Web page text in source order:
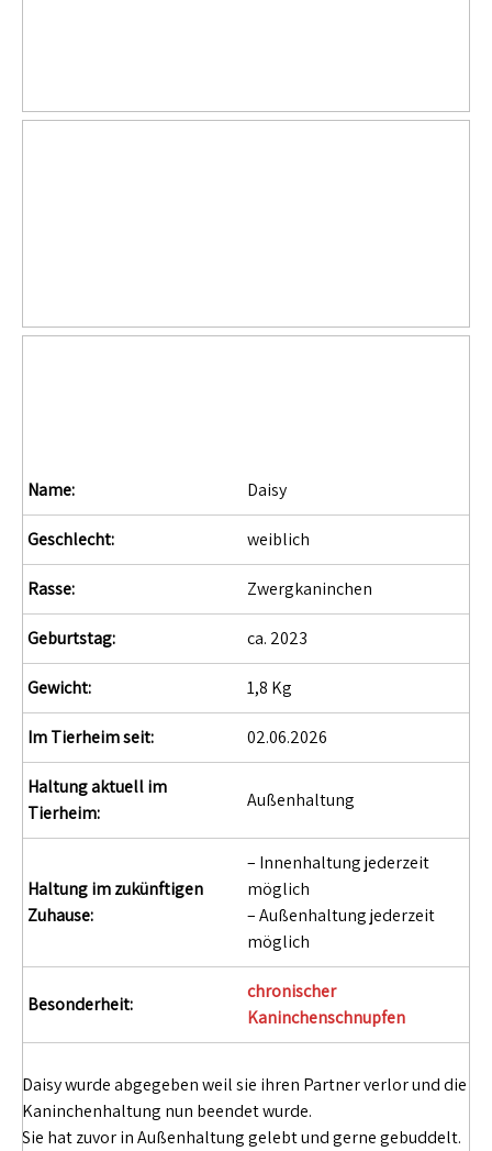
Name: Daisy
Geschlecht: weiblich
Rasse: Zwergkaninchen
Geburtstag: ca. 2023
Gewicht: 1,8 Kg
Im Tierheim seit: 02.06.2026
Haltung aktuell im
Tierheim:
Außenhaltung
Haltung im zukünftigen
Zuhause:
– Innenhaltung jederzeit
möglich
– Außenhaltung jederzeit
möglich
Besonderheit:
chronischer
Kaninchenschnupfen
Daisy wurde abgegeben weil sie ihren Partner verlor und die
Kaninchenhaltung nun beendet wurde.
Sie hat zuvor in Außenhaltung gelebt und gerne gebuddelt.